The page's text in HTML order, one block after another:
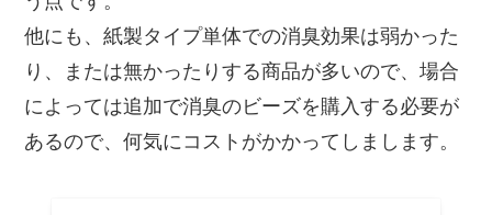
他にも、紙製タイプ単体での消臭効果は弱かった
り、または無かったりする商品が多いので、場合
によっては追加で消臭のビーズを購入する必要が
あるので、何気にコストがかかってしまします。